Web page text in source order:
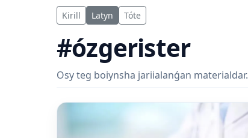
Kirill Latyn Tóte
#ózgerister
Osy teg boiynsha jariialanǵan materialdar.